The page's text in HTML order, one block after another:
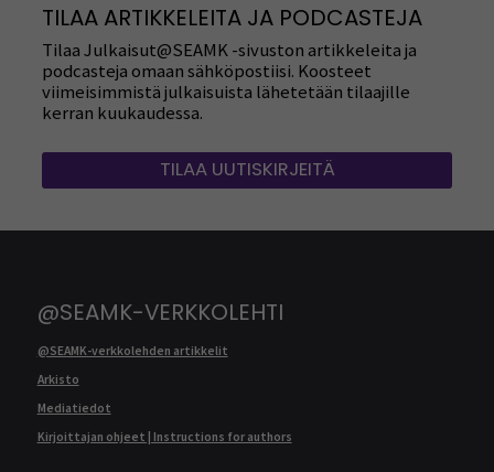
TILAA ARTIKKELEITA JA PODCASTEJA
Tilaa Julkaisut@SEAMK -sivuston artikkeleita ja
podcasteja omaan sähköpostiisi. Koosteet
viimeisimmistä julkaisuista lähetetään tilaajille
kerran kuukaudessa.
TILAA UUTISKIRJEITÄ
@SEAMK-VERKKOLEHTI
@SEAMK-verkkolehden artikkelit
Arkisto
Mediatiedot
Kirjoittajan ohjeet | Instructions for authors